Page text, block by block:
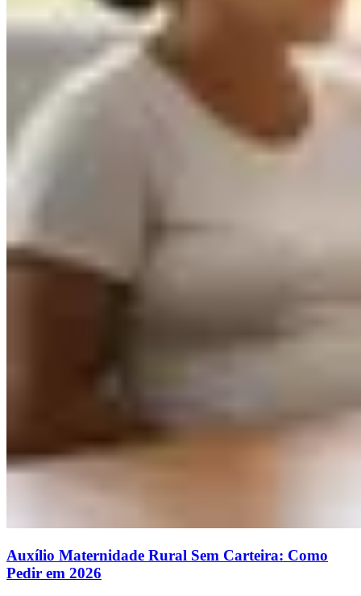
Auxílio Maternidade Rural Sem Carteira: Como
Pedir em 2026